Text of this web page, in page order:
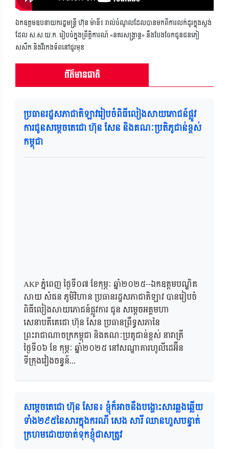
ឯកឧត្តមឧបនាយករដ្ឋមន្ត្រី ហ៊ុន ម៉ានី៖ រាល់ចំណូលដែលបានមកពីការលក់ដូរក្នុងស្តង់
ដែល ស.ស.យ.ក. រៀបចំក្នុងព្រឹត្តិការណ៍ «នគរសង្ក្រាន្ត» នឹងបែងចែកជូនជនភៀ
សសឹក និងវីរកងទ័ពនៅជួរមុខ
ព័ត៌មានជាតិ
ប្រធានរដ្ឋសភាជាតិឡាវរៀបចំពិធីលៀងសាយភោជន៍ផ្លូវ
ការជូនសម្តេចតេជោ ហ៊ុន សែន និងគណៈប្រតិភូជាន់ខ្ពស់
កម្ពុជា
AKP ភ្នំពេញ ថ្ងៃទី០៧ ខែកុម្ភៈ ឆ្នាំ២០២៥--ឯកឧត្តមបណ្ឌិត
សាយ សំផន ភូមិវិហាន ប្រធានរដ្ឋសភាជាតិឡាវ បានរៀបចំ
ពិធីលៀងសាយភោជន៍ផ្លូវការ ជូន សម្តេចអគ្គមហា
សេនាបតីតេជោ ហ៊ុន សែន ប្រធានព្រឹទ្ធសភានៃ
ព្រះរាជាណាចក្រកម្ពុជា និងគណៈប្រតូជាន់ខ្ពស់ នារាត្រី
ថ្ងៃទី០៦ ខែ កុម្ភៈ ឆ្នាំ២០២៥ នៅសណ្ឋាគារហូលីដេអ៊ីន
ទីក្រុងវៀងចន្ទន៍...
សម្ដេចតេជោ ហ៊ុន សែន៖ ខ្ញុំក៏អាចនឹងបង្ហោះសារឆ្លងឆ្លើយ
ទាំង២៩៥នៃសារក្នុងករណី សេង សារី ឈានហួសបន្ទាត់
ក្រហមដោយចាត់ទុកខ្ញុំជាសត្រូវ